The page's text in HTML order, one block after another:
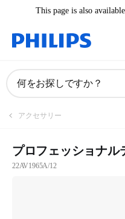
This page is also
何をお探しですか？
アクセサリー
プロフェッショナル
22AV1965A/12